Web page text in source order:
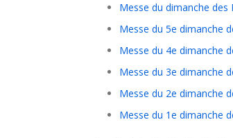
Messe du dimanche des
Messe du 5e dimanche
Messe du 4e dimanche
Messe du 3e dimanche
Messe du 2e dimanche
Messe du 1e dimanche